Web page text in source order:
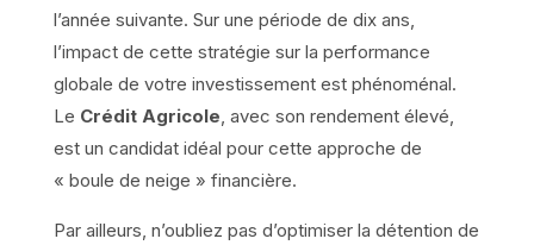
l’année suivante. Sur une période de dix ans,
l’impact de cette stratégie sur la performance
globale de votre investissement est phénoménal.
Le Crédit Agricole , avec son rendement élevé,
est un candidat idéal pour cette approche de
« boule de neige » financière.
Par ailleurs, n’oubliez pas d’optimiser la détention de